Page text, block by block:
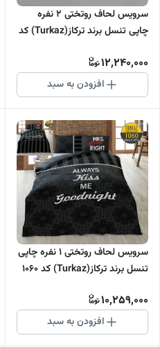
سرویس لحاف روتختی 2 نفره
چاپی تنسل برند ترکاز(Turkaz) کد
12,240,000
افزودن به سبد
سرویس لحاف روتختی 1 نفره چاپی
تنسل برند ترکاز(Turkaz) کد 1060
10,259,000
افزودن به سبد